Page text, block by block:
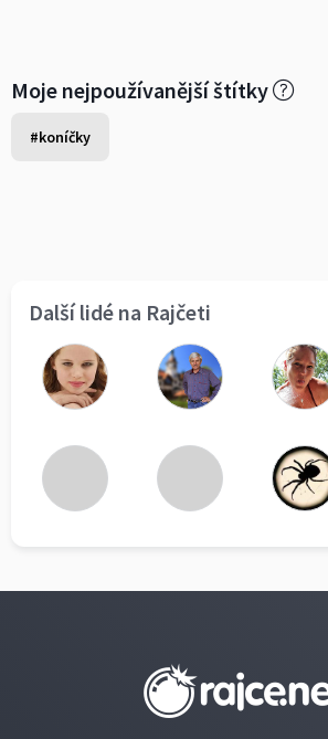
Moje nejpoužívanější štítky
#koníčky
Další lidé na Rajčeti